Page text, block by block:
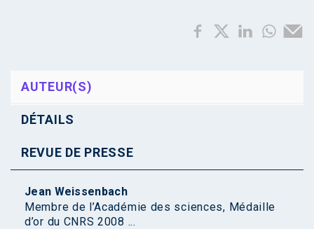
AUTEUR(S)
DÉTAILS
REVUE DE PRESSE
Jean Weissenbach
Membre de l’Académie des sciences, Médaille
d’or du CNRS 2008 ...